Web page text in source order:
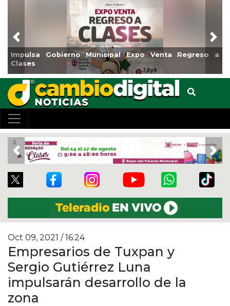
a
Reabrirá Coatzacoalcos la Alberca Semiolímpica
Centro
Previous
Previous
Oct 09, 2021 / 16:24
Empresarios de Tuxpan y
Sergio Gutiérrez Luna
impulsarán desarrollo de la
zona